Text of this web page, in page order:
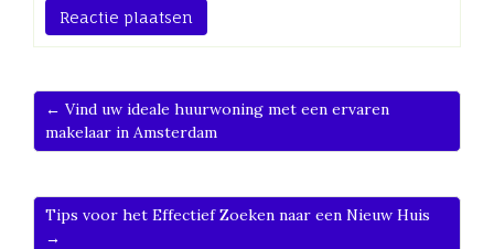
← Vind uw ideale huurwoning met een ervaren
makelaar in Amsterdam
Tips voor het Effectief Zoeken naar een Nieuw Huis
→